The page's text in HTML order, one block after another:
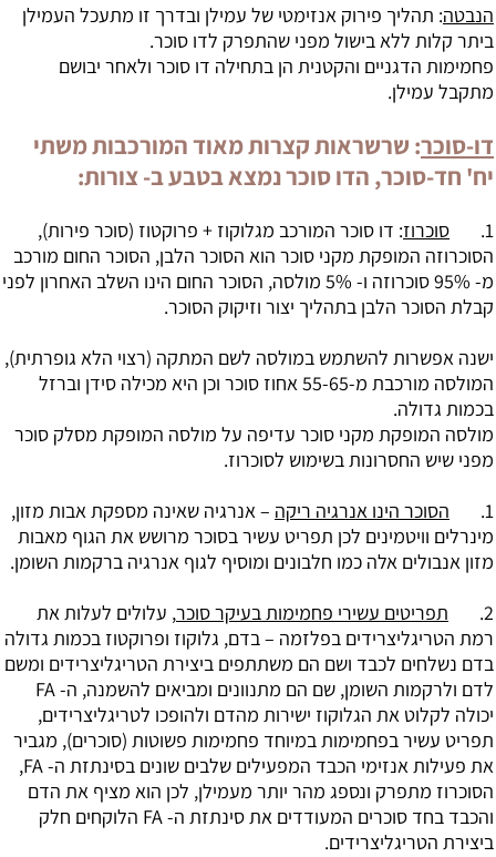
הנבטה: תהליך פירוק אנזימטי של עמילן ובדרך זו מתעכל העמילן
ביתר קלות ללא בישול מפני שהתפרק לדו סוכר.
פחמימות הדגניים והקטנית הן בתחילה דו סוכר ולאחר יבושם
מתקבל עמילן.
דו-סוכר: שרשראות קצרות מאוד המורכבות משתי
יח' חד-סוכר, הדו סוכר נמצא בטבע ב- צורות:
1. סוכרוז: דו סוכר המורכב מגלוקוז + פרוקטוז (סוכר פירות),
הסוכרוזה המופקת מקני סוכר הוא הסוכר הלבן, הסוכר החום מורכב
מ- 95% סוכרוזה ו- 5% מולסה, הסוכר החום הינו השלב האחרון לפני
קבלת הסוכר הלבן בתהליך יצור וזיקוק הסוכר.
ישנה אפשרות להשתמש במולסה לשם המתקה (רצוי הלא גופרתית),
המולסה מורכבת מ-55-65 אחוז סוכר וכן היא מכילה סידן וברזל
בכמות גדולה.
מולסה המופקת מקני סוכר עדיפה על מולסה המופקת מסלק סוכר
מפני שיש החסרונות בשימוש לסוכרוז.
1.
הסוכר הינו אנרגיה ריקה – אנרגיה שאינה מספקת אבות מזון,
מינרלים וויטמינים לכן תפריט עשיר בסוכר מרושש את הגוף מאבות
מזון אנבולים אלה כמו חלבונים ומוסיף לגוף אנרגיה ברקמות השומן.
2.
תפריטים עשירי פחמימות בעיקר סוכר, עלולים לעלות את
רמת הטריגליצרידים בפלזמה – בדם, גלוקוז ופרוקטוז בכמות גדולה
בדם נשלחים לכבד ושם הם משתתפים ביצירת הטריגליצרידים ומשם
לדם ולרקמות השומן, שם הם מתנוונים ומביאים להשמנה, ה- FA
יכולה לקלוט את הגלוקוז ישירות מהדם ולהופכו לטריגליצרידים,
תפריט עשיר בפחמימות במיוחד פחמימות פשוטות (סוכרים), מגביר
את פעילות אנזימי הכבד המפעילים שלבים שונים בסינתזת ה- FA,
הסוכרוז מתפרק ונספג מהר יותר מעמילן, לכן הוא מציף את הדם
והכבד בחד סוכרים המעודדים את סינתזת ה- FA הלוקחים חלק
ביצירת הטריגליצרידים.